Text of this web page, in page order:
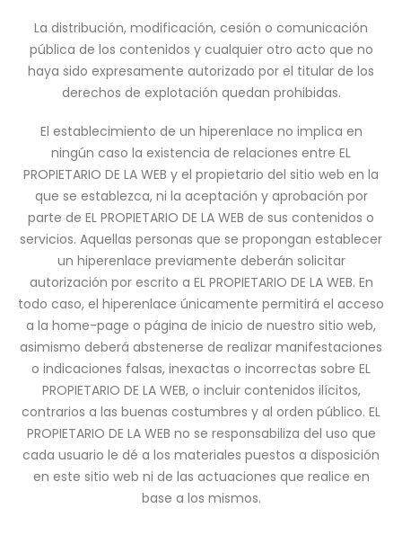
La distribución, modificación, cesión o comunicación
pública de los contenidos y cualquier otro acto que no
haya sido expresamente autorizado por el titular de los
derechos de explotación quedan prohibidas.
El establecimiento de un hiperenlace no implica en
ningún caso la existencia de relaciones entre EL
PROPIETARIO DE LA WEB y el propietario del sitio web en la
que se establezca, ni la aceptación y aprobación por
parte de EL PROPIETARIO DE LA WEB de sus contenidos o
servicios. Aquellas personas que se propongan establecer
un hiperenlace previamente deberán solicitar
autorización por escrito a EL PROPIETARIO DE LA WEB. En
todo caso, el hiperenlace únicamente permitirá el acceso
a la home-page o página de inicio de nuestro sitio web,
asimismo deberá abstenerse de realizar manifestaciones
o indicaciones falsas, inexactas o incorrectas sobre EL
PROPIETARIO DE LA WEB, o incluir contenidos ilícitos,
contrarios a las buenas costumbres y al orden público. EL
PROPIETARIO DE LA WEB no se responsabiliza del uso que
cada usuario le dé a los materiales puestos a disposición
en este sitio web ni de las actuaciones que realice en
base a los mismos.